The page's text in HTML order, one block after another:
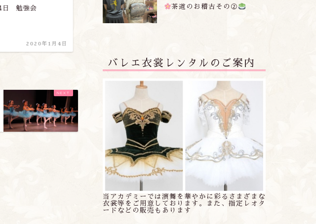
日 勉強会
2020年1月4日
お休みのお知らせ 第5回発表会のお知らせ
茶道のお稽古その②
バレエ衣裳レンタルのご案内
当アカデミーでは演舞を華やかに彩るさまざまな
衣裳等をご用意しております。また、指定レオタ
ードなどの販売もあります